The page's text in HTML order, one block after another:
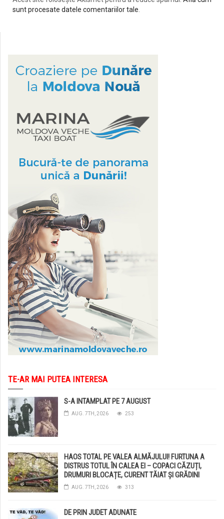
sunt procesate datele comentariilor tale
TE-AR MAI PUTEA INTERESA
S-A INTAMPLAT PE 7 AUGUST
AUG. 7TH, 2026 253
HAOS TOTAL PE VALEA ALMĂJULUI! FURTUNA A
DISTRUS TOTUL ÎN CALEA EI – COPACI CĂZUȚI,
DRUMURI BLOCAȚE, CURENT TĂIAT ȘI GRĂDINI
DISTRUSE DE GRINDINĂ!
AUG. 7TH, 2026 313
DE PRIN JUDET ADUNATE